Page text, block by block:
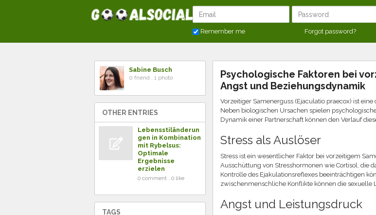
Remember me Forgot password?
Sabine Busch
0 friend . 1 photo
OTHER ENTRIES
Lebensstiländerun
gen in Kombination
mit Rybelsus:
Optimale
Ergebnisse
erzielen
0 comment . 0 like
TAGS
Psychologische Faktoren bei
Angst und Beziehungsdynamik
Vorzeitiger Samenerguss (Ejaculatio praecox) ist
Neben biologischen Ursachen spielen
Dynamik einer Partnerschaft können den Verlauf
Stress als Auslöser
Stress ist ein wesentlicher Faktor bei vorzeitigem
Ausschüttung von Stresshormonen wie Cortisol, die
Kontrolle des Ejakulationsreflexes beeinträchtigen
zwischenmenschliche Konflikte können die sexuelle
Angst und Leistungsdruck